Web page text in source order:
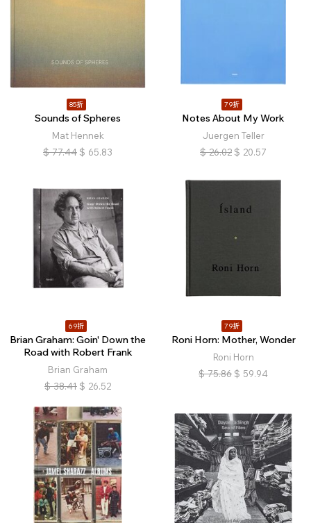
85折
Sounds of Spheres
Mat Hennek
$ 77.44 $ 65.83
79折
Notes About My Work
Juergen Teller
$ 26.02 $ 20.57
69折
Brian Graham: Goin' Down the
Road with Robert Frank
Brian Graham
$ 38.41 $ 26.52
79折
Roni Horn: Mother, Wonder
Roni Horn
$ 75.86 $ 59.94